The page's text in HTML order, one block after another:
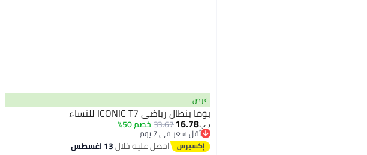
عرض
بوما بنطال رياضي ICONIC T7 للنساء
د.ب‏16.78
33.67خصم 50%
أقل سعر في 7 يوم
أقل سعر في 7 يوماحصل عليه خلال13 اغسطس